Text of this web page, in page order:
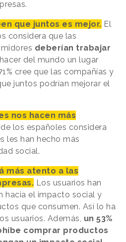
que juntos es mejor. El
considera que las
deberían trabajar
del mundo un lugar
cree que las compañías y
juntos podrían mejorar el
nos hacen más
de los españoles considera
les han hecho más
social.
más atento a las
Los usuarios han
hacia el impacto social y
que consumen. Así lo ha
usuarios. Además, un 53%
comprar productos